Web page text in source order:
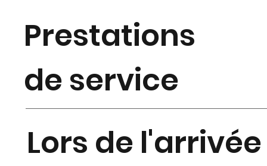
Prestations
de service
Lors de